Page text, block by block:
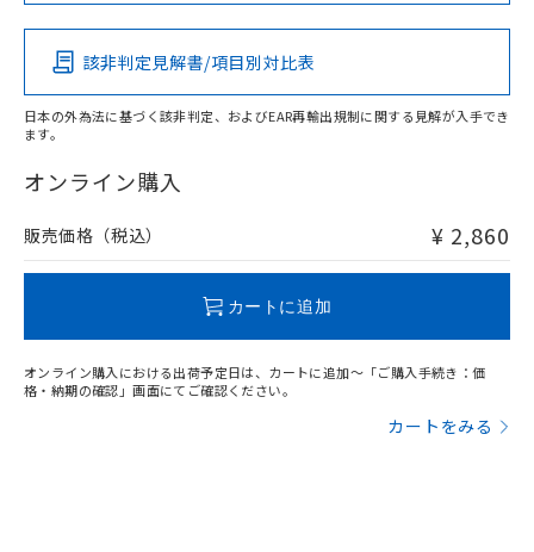
O
在庫等で未対応品が混在する可能性があります。
問い合わせください。
その他の認証はこちらのページからご検索ください
該非判定見解書/項目別対比表
日本の外為法に基づく該非判定、およびEAR再輸出規制に関する見解が入手でき
ます。
オンライン購入
販売価格（税込） ¥ 2,860
カートに追加
オンライン購入における出荷予定日は、カートに追加～「ご購入手続き：価
格・納期の確認」画面にてご確認ください。
カートをみる